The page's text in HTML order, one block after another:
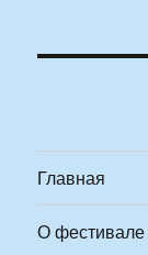
Главная
О фестивале